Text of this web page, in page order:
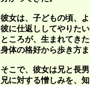
彼女は、子どもの頃、
彼に仕返ししてやりた
ところが、生まれてき
身体の格好から歩き方
そこで、彼女は兄と長
兄に対する憎しみを、